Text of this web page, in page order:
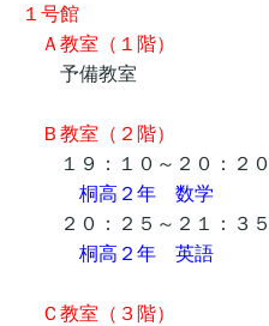
１号館
Ａ教室（１階）
予備教室
Ｂ教室（２階）
１９：１０～２０：２０
桐高２年 数学
２０：２５～２１：３５
桐高２年 英語
Ｃ教室（３階）